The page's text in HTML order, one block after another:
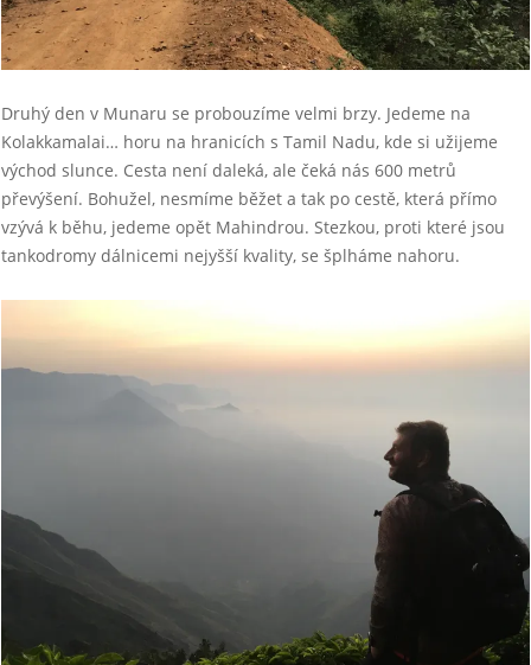
Druhý den v Munaru se probouzíme velmi brzy. Jedeme na
Kolakkamalai… horu na hranicích s Tamil Nadu, kde si užijeme
východ slunce. Cesta není daleká, ale čeká nás 600 metrů
převýšení. Bohužel, nesmíme běžet a tak po cestě, která přímo
vzývá k běhu, jedeme opět Mahindrou. Stezkou, proti které jsou
tankodromy dálnicemi nejyšší kvality, se šplháme nahoru.